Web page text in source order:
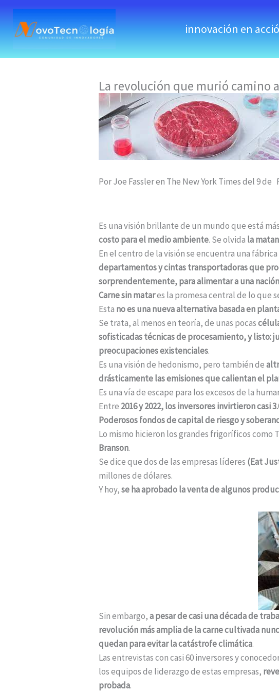
skip
content
innovación en
La revolución que murió camino
Por Joe Fassler en The New York Times del 9 de
Es una visión brillante de un mundo que está
costo para el medio ambiente. Se olvida la
En el centro de la visión se encuentra una
departamentos y cintas transportadoras que
sorprendentemente, para alimentar a una
Carne sin matares la promesa central de lo que
Esta no es una nueva alternativa basada en
Se trata, al menos en teoría, de unas pocas
sofisticadas técnicas de procesamiento, y listo:
preocupaciones existenciales.
Es una visión de hedonismo, pero también de
drásticamente las emisiones que calientan el
Es una vía de escape para los excesos de la
Entre 2016 y 2022, los inversores invirtieron
Poderosos fondos de capital de riesgo y
Lo mismo hicieron los grandes frigoríficos como
Branson.
Se dice que dos de las empresas líderes (Eat
millones de dólares.
Y hoy,se ha aprobado la venta de algunos
Sin embargo,a pesar de casi una década de
revolución más amplia de la carne cultivada
quedan para evitar la catástrofe climática.
Las entrevistas con casi 60 inversores y
los equipos de liderazgo de estas empresas,
probada.